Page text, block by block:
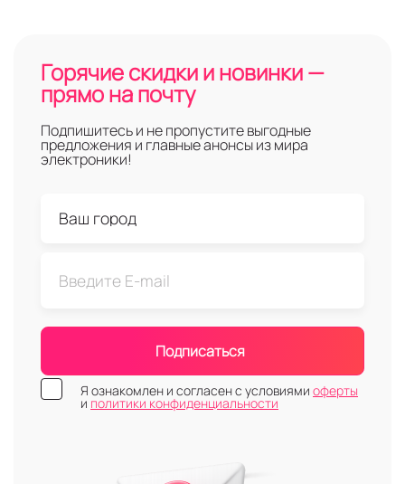
Горячие скидки и новинки —
прямо на почту
Подпишитесь и не пропустите выгодные
предложения и главные анонсы из мира
электроники!
Подписаться
Я ознакомлен и согласен с условиями оферты
и политики конфиденциальности